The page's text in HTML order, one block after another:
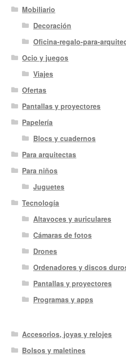
Mobiliario
Decoración
Oficina-regalo-para-
Ocio y juegos
Viajes
Ofertas
Pantallas y proyectores
Papelería
Blocs y cuadernos
Para arquitectas
Para niños
Juguetes
Tecnología
Altavoces y auriculares
Cámaras de fotos
Drones
Ordenadores y discos
Pantallas y proyectores
Programas y apps
Accesorios, joyas y relojes
Bolsos y maletines